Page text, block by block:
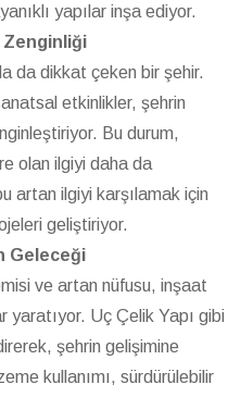
yapılar inşa ediyor.
Zenginliği
da dikkat çeken bir şehir.
etkinlikler, şehrin
Bu durum,
olan ilgiyi daha da
artan ilgiyi karşılamak için
geliştiriyor.
Geleceği
ve artan nüfusu, inşaat
yaratıyor. Uç Çelik Yapı gibi
şehrin gelişimine
kullanımı, sürdürülebilir